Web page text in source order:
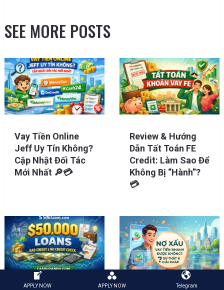
SEE MORE POSTS
Vay Tiền Online
Jeff Uy Tín Không?
Cập Nhật Đối Tác
Mới Nhất 🔎💳
Review & Hướng
Dẫn Tất Toán FE
Credit: Làm Sao Để
Không Bị “Hành”?
💳
APPLY NOW APPLY NOW Telegram